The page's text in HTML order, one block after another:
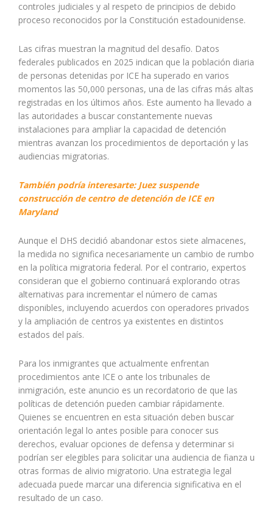
controles judiciales y al respeto de principios de debido
proceso reconocidos por la Constitución estadounidense.
Las cifras muestran la magnitud del desafío. Datos
federales publicados en 2025 indican que la población diaria
de personas detenidas por ICE ha superado en varios
momentos las 50,000 personas, una de las cifras más altas
registradas en los últimos años. Este aumento ha llevado a
las autoridades a buscar constantemente nuevas
instalaciones para ampliar la capacidad de detención
mientras avanzan los procedimientos de deportación y las
audiencias migratorias.
También podría interesarte: Juez suspende
construcción de centro de detención de ICE en
Maryland
Aunque el DHS decidió abandonar estos siete almacenes,
la medida no significa necesariamente un cambio de rumbo
en la política migratoria federal. Por el contrario, expertos
consideran que el gobierno continuará explorando otras
alternativas para incrementar el número de camas
disponibles, incluyendo acuerdos con operadores privados
y la ampliación de centros ya existentes en distintos
estados del país.
Para los inmigrantes que actualmente enfrentan
procedimientos ante ICE o ante los tribunales de
inmigración, este anuncio es un recordatorio de que las
políticas de detención pueden cambiar rápidamente.
Quienes se encuentren en esta situación deben buscar
orientación legal lo antes posible para conocer sus
derechos, evaluar opciones de defensa y determinar si
podrían ser elegibles para solicitar una audiencia de fianza u
otras formas de alivio migratorio. Una estrategia legal
adecuada puede marcar una diferencia significativa en el
resultado de un caso.